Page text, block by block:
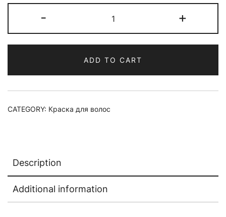
-
для
волос
G
New
Тон
+
ADD TO CART
CATEGORY: Краска для волос
Description
Additional information